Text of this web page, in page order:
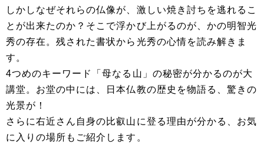
しかしなぜそれらの仏像が、激しい焼き討ちを逃れるこ
とが出来たのか？そこで浮かび上がるのが、かの明智光
秀の存在。残された書状から光秀の心情を読み解きま
す。
4つめのキーワード「母なる山」の秘密が分かるのが大
講堂。お堂の中には、日本仏教の歴史を物語る、驚きの
光景が！
さらに右近さん自身の比叡山に登る理由が分かる、お気
に入りの場所もご紹介します。